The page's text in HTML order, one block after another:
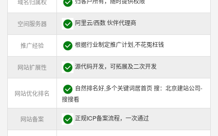
域名归属权
空间服务器 阿里云/西数 伙伴代理商
推广经验 根据行业制定推广计划,不花冤枉钱
网站扩展性 源代码开发，可拓展及二次开发
网站优化排名
自然排名好,多个关键词居首页 搜：北京建站公司-
搜搜看
网站备案 正规ICP备案流程，一次通过